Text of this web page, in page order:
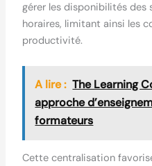
gérer les disponibilités des
horaires, limitant ainsi les
productivité.
A lire : The Learning
approche
formateurs
Cette centralisation